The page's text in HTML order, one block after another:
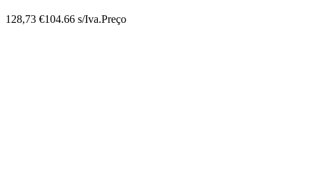
128,73 €104.66 s/Iva.Preço